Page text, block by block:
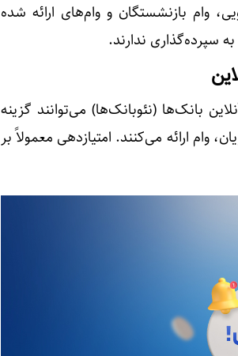
وام بازنشستگان و وام‌های ارائه شده
سپرده‌گذاری ندارند.
بانک‌ها (نئوبانک‌ها) می‌توانند گزینه
وام ارائه می‌کنند. امتیازدهی معمولاً بر